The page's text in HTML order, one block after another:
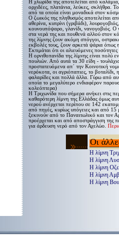
Η χλωρίδα της αποτελείται από
ορχιδέες, πλατάνια, λεύκες, σκλήθρα.
από τα οποία είναι μοναδικά στον
Ο ζωικός της πληθυσμός αποτελείται
αθερίνα, κυπρίνι (γριβάδι),
κουνουπόψαρο, γλανίδι, νανογοβιός. Ο
στα νερά της και πουθενά αλλού στον
της λίμνης ζουν ακόμη σπόγγοι,
εκβολές τους, ζουν αρκετά ψάρια όπως
Εκτιμάται ότι οι αλιευόμενες
Η ορνιθοπανίδα της λίμνης είναι πολύ
πουλιών. Από αυτά τα 30 είδη -
προστατευόμενα απ΄ την Κοινοτική
νερόκοτα, οι αγριόπαπιες, το
φαλαρίδες και πολλά άλλα. Γύρω από
οποία το μεγαλύτερο ενδιαφέρον
κολεόπτερα)
Η Τριχωνίδα που σήμερα ανήκει στις
καθαρότερη λίμνη της Ελλάδας όμως
νερού ανέρχεται περίπου σε 142
από πηγές, κυρίως υπόγειες και από 15
ξεκινούν από το Παναιτωλικό και τον
προέρχεται και από αποστράγγιση της
για άρδευση νερό από τον Αχελώο.
Οι
Η λίμνη
Η λίμνη
Η λίμνη
Η λίμνη
Η λίμνη